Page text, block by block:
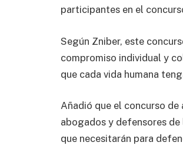
participantes en el
Según Zniber, este
compromiso individual y
que cada vida humana
Añadió que el concurso
abogados y defensores
que necesitarán para